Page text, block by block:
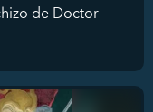
de Doctor